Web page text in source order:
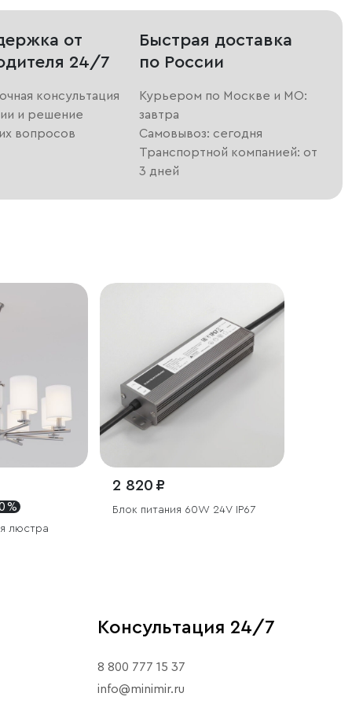
от
24/7
консультация
и решение
вопросов
Быстрая доставка
по России
Курьером по Москве и МО:
завтра
Самовывоз: сегодня
Транспортной компанией: от
3 дней
%
люстра
2 820 ₽
Блок питания 60W 24V IP67
Консультация 24/7
8 800 777 15 37
info@minimir.ru